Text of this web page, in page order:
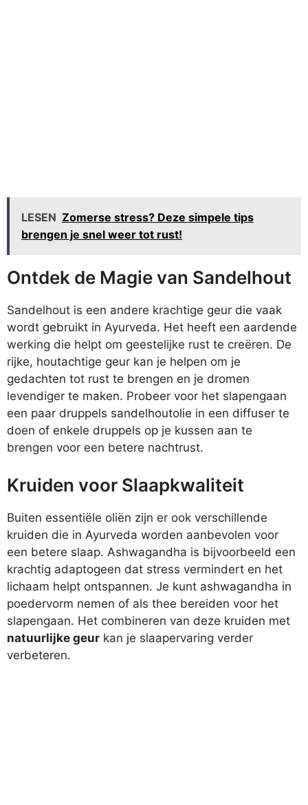
LESEN Zomerse stress? Deze simpele tips
brengen je snel weer tot rust!
Ontdek de Magie van Sandelhout
Sandelhout is een andere krachtige geur die vaak
wordt gebruikt in Ayurveda. Het heeft een aardende
werking die helpt om geestelijke rust te creëren. De
rijke, houtachtige geur kan je helpen om je
gedachten tot rust te brengen en je dromen
levendiger te maken. Probeer voor het slapengaan
een paar druppels sandelhoutolie in een diffuser te
doen of enkele druppels op je kussen aan te
brengen voor een betere nachtrust.
Kruiden voor Slaapkwaliteit
Buiten essentiële oliën zijn er ook verschillende
kruiden die in Ayurveda worden aanbevolen voor
een betere slaap. Ashwagandha is bijvoorbeeld een
krachtig adaptogeen dat stress vermindert en het
lichaam helpt ontspannen. Je kunt ashwagandha in
poedervorm nemen of als thee bereiden voor het
slapengaan. Het combineren van deze kruiden met
natuurlijke geur kan je slaapervaring verder
verbeteren.